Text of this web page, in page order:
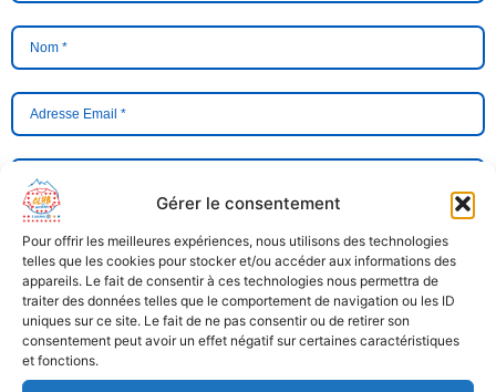
Gérer le consentement
Pour offrir les meilleures expériences, nous utilisons des technologies
telles que les cookies pour stocker et/ou accéder aux informations des
appareils. Le fait de consentir à ces technologies nous permettra de
traiter des données telles que le comportement de navigation ou les ID
uniques sur ce site. Le fait de ne pas consentir ou de retirer son
consentement peut avoir un effet négatif sur certaines caractéristiques
et fonctions.
Je confirme avoir lu et accepté les mentions d'information ci-dessous *
Je valide mon inscription
* champs obligatoires